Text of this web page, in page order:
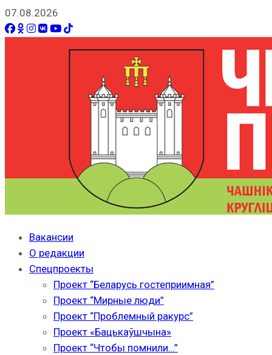
07.08.2026
Вакансии
О редакции
Спецпроекты
Проект “Беларусь гостеприимная”
Проект “Мирные люди”
Проект “Проблемный ракурс”
Проект «Бацькаўшчына»
Проект “Чтобы помнили…”